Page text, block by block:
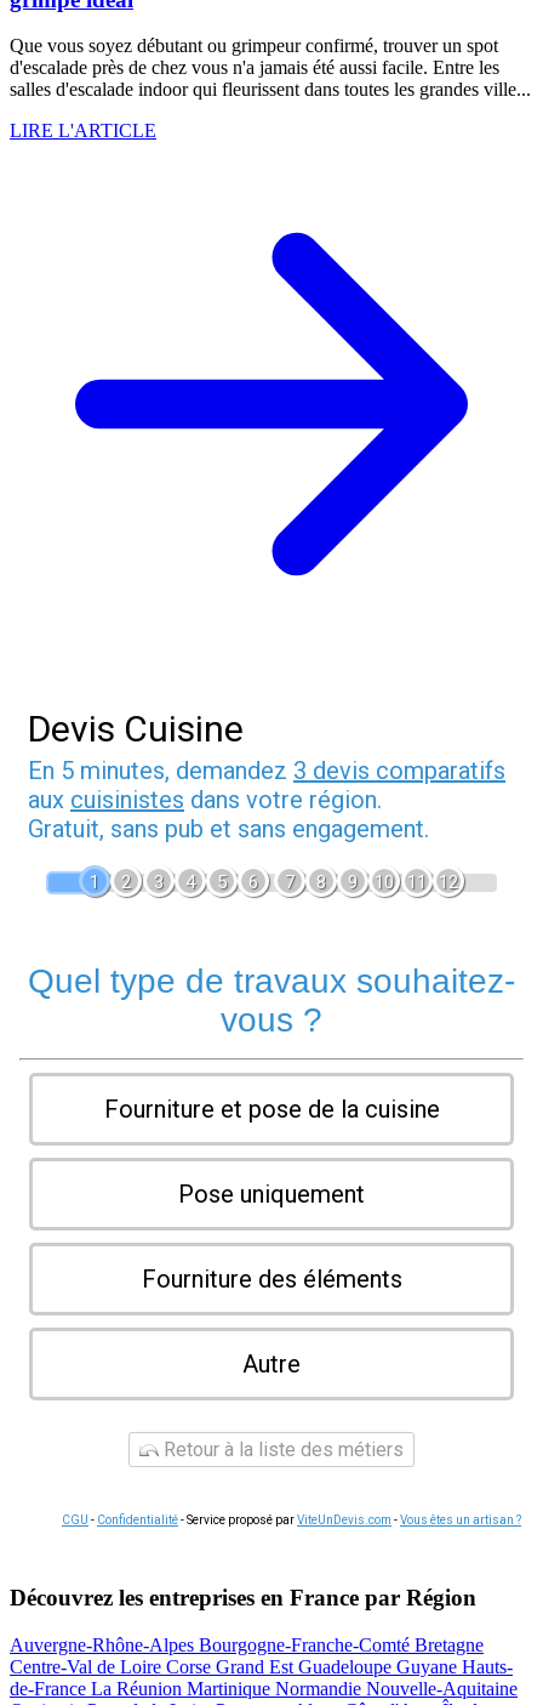
Que vous soyez débutant ou grimpeur confirmé, trouver un spot
d'escalade près de chez vous n'a jamais été aussi facile. Entre les
salles d'escalade indoor qui fleurissent dans toutes les grandes ville...
LIRE L'ARTICLE
Devis Cuisine
En 5 minutes, demandez 3 devis comparatifs
aux cuisinistes dans votre région.
Gratuit, sans pub et sans engagement.
1 2 3 4 5 6 7 8 9 10 11 12
Quel type de travaux souhaitez-
vous ?
Fourniture et pose de la cuisine
Pose uniquement
Fourniture des éléments
Autre
Retour à la liste des métiers
CGU - Confidentialité- Service proposé parViteUnDevis.com -Vous êtes un artisan ?
Découvrez les entreprises en France par Région
Auvergne-Rhône-Alpes Bourgogne-Franche-Comté Bretagne
Centre-Val de Loire Corse Grand Est Guadeloupe Guyane Hauts-
de-France La Réunion Martinique Normandie Nouvelle-Aquitaine